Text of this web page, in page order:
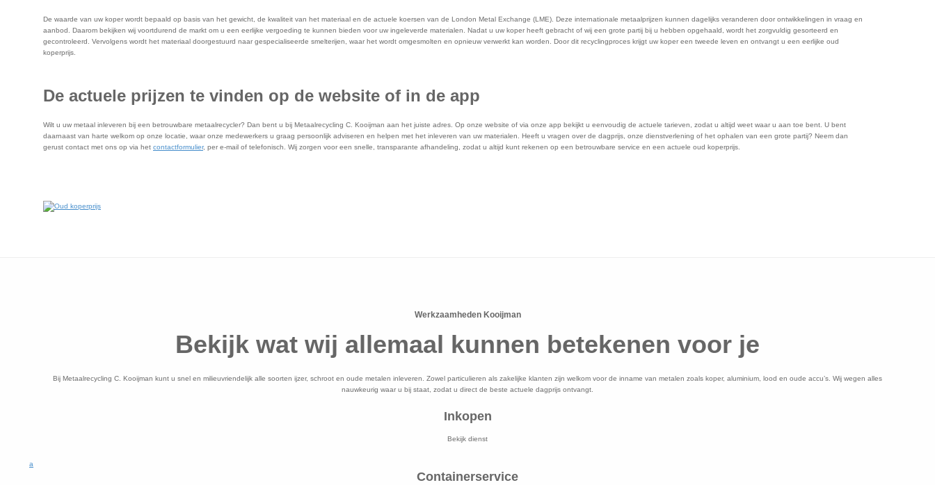
De waarde van uw koper wordt bepaald op basis van het gewicht, de kwaliteit van het materiaal en de actuele koersen van de London Metal Exchange (LME). Deze internationale metaalprijzen kunnen dagelijks veranderen door ontwikkelingen in vraag en
aanbod. Daarom bekijken wij voortdurend de markt om u een eerlijke vergoeding te kunnen bieden voor uw ingeleverde materialen. Nadat u uw koper heeft gebracht of wij een grote partij bij u hebben opgehaald, wordt het zorgvuldig gesorteerd en
gecontroleerd. Vervolgens wordt het materiaal doorgestuurd naar gespecialiseerde smelterijen, waar het wordt omgesmolten en opnieuw verwerkt kan worden. Door dit recyclingproces krijgt uw koper een tweede leven en ontvangt u een eerlijke oud
koperprijs.
De actuele prijzen te vinden op de website of in de app
Wilt u uw metaal inleveren bij een betrouwbare metaalrecycler? Dan bent u bij Metaalrecycling C. Kooijman aan het juiste adres. Op onze website of via onze app bekijkt u eenvoudig de actuele tarieven, zodat u altijd weet waar u aan toe bent. U bent
daarnaast van harte welkom op onze locatie, waar onze medewerkers u graag persoonlijk adviseren en helpen met het inleveren van uw materialen. Heeft u vragen over de dagprijs, onze dienstverlening of het ophalen van een grote partij? Neem dan
gerust contact met ons op via het contactformulier, per e-mail of telefonisch. Wij zorgen voor een snelle, transparante afhandeling, zodat u altijd kunt rekenen op een betrouwbare service en een actuele oud koperprijs.
Werkzaamheden Kooijman
Bekijk wat wij allemaal kunnen betekenen voor je
Bij Metaalrecycling C. Kooijman kunt u snel en milieuvriendelijk alle soorten ijzer, schroot en oude metalen inleveren. Zowel particulieren als zakelijke klanten zijn welkom voor de inname van metalen zoals koper, aluminium, lood en oude accu’s. Wij wegen alles
nauwkeurig waar u bij staat, zodat u direct de beste actuele dagprijs ontvangt.
Inkopen
Bekijk dienst
a
Containerservice